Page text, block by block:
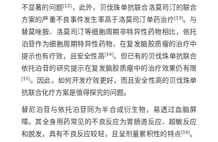
不显著的问题[12] ，此外，贝伐珠单抗联合洛莫司汀的联合
方案的严重不良事件发生率高于洛莫司汀单药治疗[13]。与
替莫唑胺、洛莫司汀等细胞周期非特异性药物相比，依托
泊苷作为细胞周期特异性药物，在复发脑胶质瘤的治疗中
提示也有疗效，且安全性高[14]。但已有的贝伐珠单抗联合
依托泊苷的研究提示在复发脑胶质瘤中的治疗效果仍有限
[15]。因此，如何开发疗效更好，而且安全性高的贝伐珠单
抗联合化疗方案是值得探究的问题。
替尼泊苷与依托泊苷同为半合成衍生物，易透过血脑屏
障。其全身用药常见的不良反应为胃肠道反应、超敏反应
和脱发，具有不良反应较轻，且呈剂量累积性的特点[16]。